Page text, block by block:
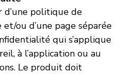
politique de
ou d’une page séparée
qui s’applique
à l’application ou au
Le produit doit